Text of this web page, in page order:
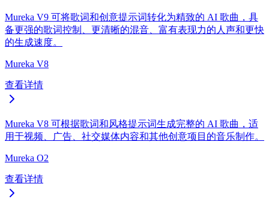
Mureka V9 可将歌词和创意提示词转化为精致的 AI 歌曲，具
备更强的歌词控制、更清晰的混音、富有表现力的人声和更快
的生成速度。
Mureka V8
查看详情
Mureka V8 可根据歌词和风格提示词生成完整的 AI 歌曲，适
用于视频、广告、社交媒体内容和其他创意项目的音乐制作。
Mureka O2
查看详情